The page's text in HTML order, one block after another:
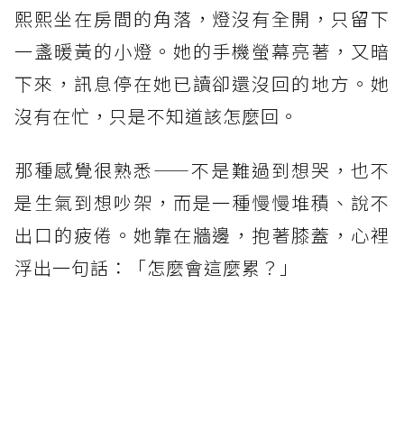
熙熙坐在房間的角落，燈沒有全開，只留下
一盞暖黃的小燈。她的手機螢幕亮著，又暗
下來，訊息停在她已讀卻還沒回的地方。她
沒有在忙，只是不知道該怎麼回。
那種感覺很熟悉——不是難過到想哭，也不
是生氣到想吵架，而是一種慢慢堆積、說不
出口的疲倦。她靠在牆邊，抱著膝蓋，心裡
浮出一句話：「怎麼會這麼累？」